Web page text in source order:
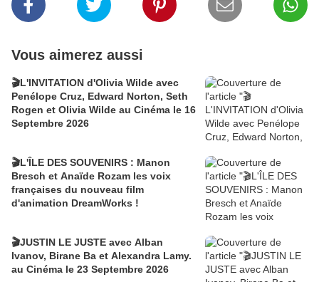
Vous aimerez aussi
🎬L'INVITATION d'Olivia Wilde avec
Penélope Cruz, Edward Norton, Seth
Rogen et Olivia Wilde au Cinéma le 16
Septembre 2026
🎬L'ÎLE DES SOUVENIRS : Manon
Bresch et Anaïde Rozam les voix
françaises du nouveau film
d'animation DreamWorks !
🎬JUSTIN LE JUSTE avec Alban
Ivanov, Birane Ba et Alexandra Lamy.
au Cinéma le 23 Septembre 2026